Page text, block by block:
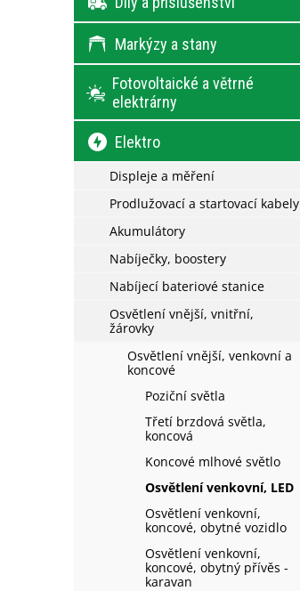
Markýzy a stany
Fotovoltaické a větrné
elektrárny
Elektro
Displeje a měření
Prodlužovací a startovací kabely
Akumulátory
Nabíječky, boostery
Nabíjecí bateriové stanice
Osvětlení vnější, vnitřní,
žárovky
Osvětlení vnější, venkovní a
koncové
Poziční světla
Třetí brzdová světla,
koncová
Koncové mlhové světlo
Osvětlení venkovní, LED
Osvětlení venkovní,
koncové, obytné vozidlo
Osvětlení venkovní,
koncové, obytný přívěs -
karavan